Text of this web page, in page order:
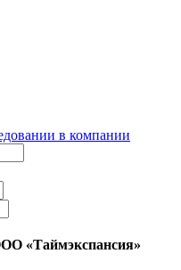
в компании
«Таймэкспансия»